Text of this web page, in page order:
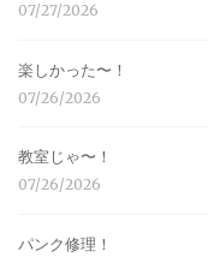
07/27/2026
楽しかった〜！
07/26/2026
教室じゃ〜！
07/26/2026
パンク修理！